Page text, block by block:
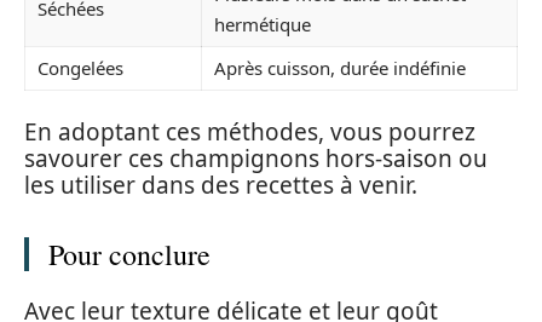
Séchées
hermétique
Congelées
Après cuisson, durée indéfinie
En adoptant ces méthodes, vous pourrez
savourer ces champignons hors-saison ou
les utiliser dans des recettes à venir.
Pour conclure
Avec leur texture délicate et leur goût